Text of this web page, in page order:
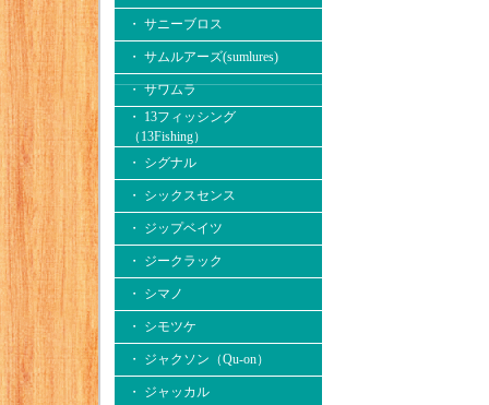
・ サニーブロス
・ サムルアーズ(sumlures)
・ サワムラ
・ 13フィッシング
（13Fishing）
・ シグナル
・ シックスセンス
・ ジップベイツ
・ ジークラック
・ シマノ
・ シモツケ
・ ジャクソン（Qu-on）
・ ジャッカル